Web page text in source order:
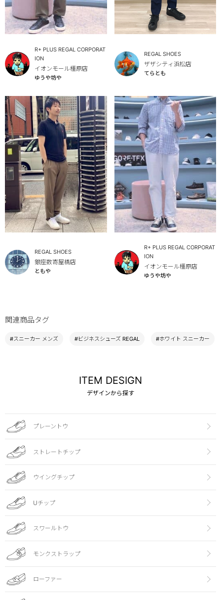
R+ PLUS REGAL CORPORAT
ION
イオンモール橿原店
ゆうや坊や
REGAL SHOES
ザザシティ浜松店
てらとも
REGAL SHOES
銀座数寄屋橋店
ともや
R+ PLUS REGAL CORPORAT
ION
イオンモール橿原店
ゆうや坊や
関連商品タグ
#スニーカー メンズ #ビジネスシューズ REGAL #ホワイト スニーカー
ITEM DESIGN
デザインから探す
プレーントウ
ストレートチップ
ウイングチップ
Uチップ
スワールトウ
モンクストラップ
ローファー